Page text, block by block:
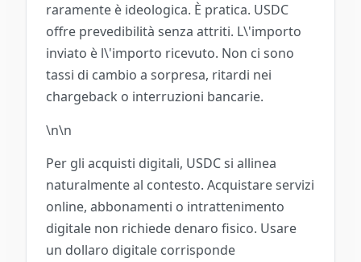
raramente è ideologica. È pratica. USDC
offre prevedibilità senza attriti. L\'importo
inviato è l\'importo ricevuto. Non ci sono
tassi di cambio a sorpresa, ritardi nei
chargeback o interruzioni bancarie.
\n\n
Per gli acquisti digitali, USDC si allinea
naturalmente al contesto. Acquistare servizi
online, abbonamenti o intrattenimento
digitale non richiede denaro fisico. Usare
un dollaro digitale corrisponde